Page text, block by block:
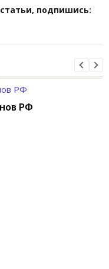
подпишись:
РФ